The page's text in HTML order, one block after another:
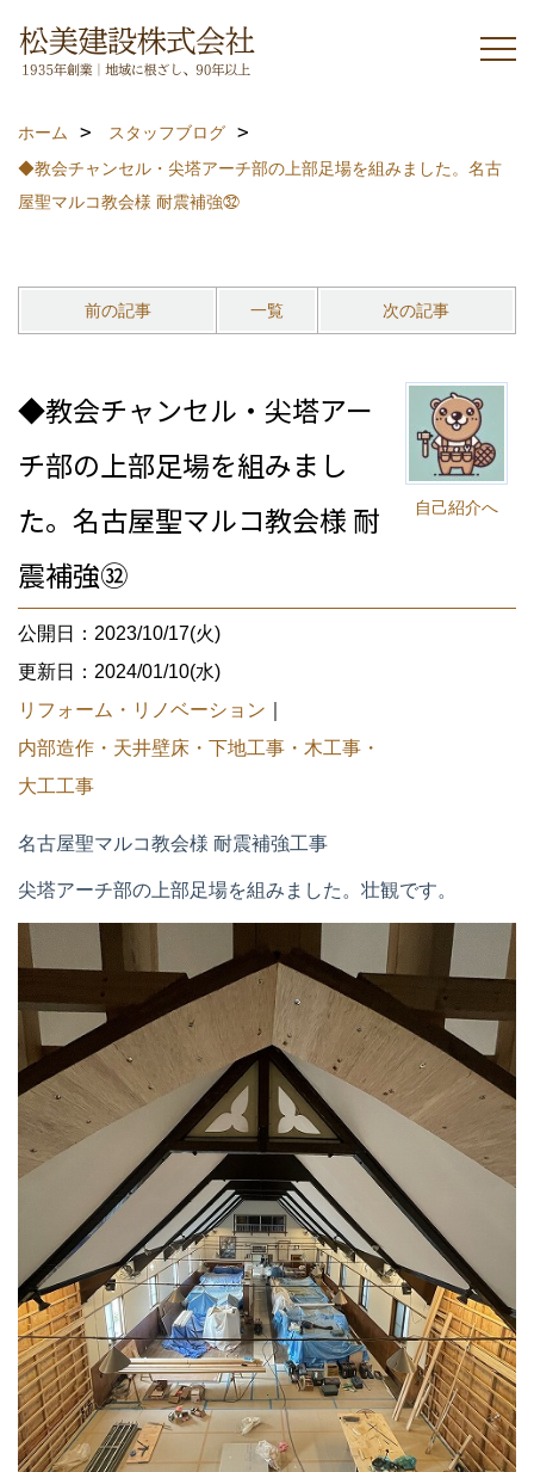
ホーム
スタッフブログ
◆教会チャンセル・尖塔アーチ部の上部足場を組みました。名古
屋聖マルコ教会様 耐震補強㉜
前の記事 一覧 次の記事
自己紹介へ
◆教会チャンセル・尖塔アー
チ部の上部足場を組みまし
た。名古屋聖マルコ教会様 耐
震補強㉜
公開日：2023/10/17(火)
更新日：2024/01/10(水)
リフォーム・リノベーション
内部造作・天井壁床・下地工事・木工事・
大工工事
名古屋聖マルコ教会様 耐震補強工事
尖塔アーチ部の上部足場を組みました。壮観です。